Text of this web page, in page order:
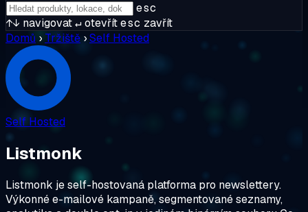
esc
↑↓ navigovat↵otevřítesc zavřít
Domů › Tržiště ›Self Hosted
Self Hosted
Listmonk
Listmonk je self-hostovaná platforma pro newslettery.
Výkonné e-mailové kampaně, segmentované seznamy,